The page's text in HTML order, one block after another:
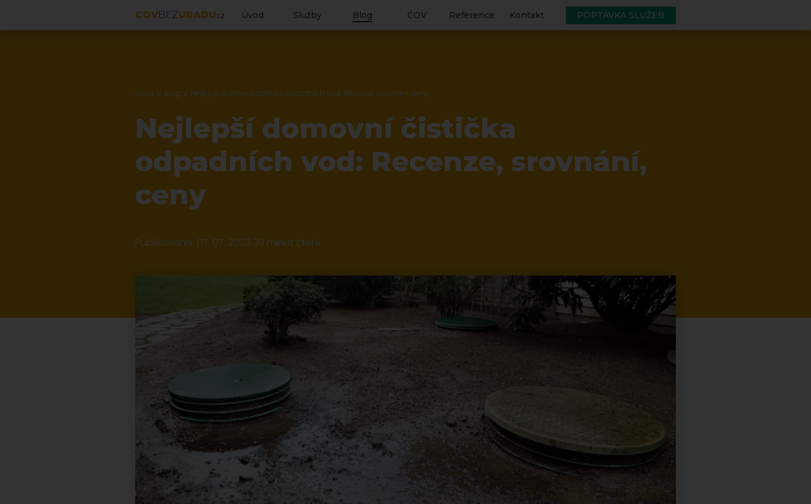
COVBEZURADU .CZ Úvod Služby Blog ČOV Reference Kontakt POPTÁVKA SLUŽEB
Úvod Blog Nejlepší domovní čistička odpadních vod: Recenze, srovnání, ceny
Nejlepší domovní čistička
odpadních vod: Recenze, srovnání,
ceny
Publikováno: 07. 07. 2023 39 minut čtení